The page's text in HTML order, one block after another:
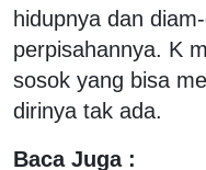
hidupnya dan
perpisahannya. K
sosok yang bisa
dirinya tak ada.
Baca Juga :